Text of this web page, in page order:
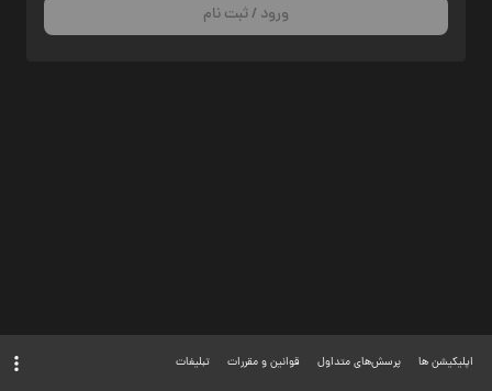
ورود / ثبت نام
اپلیکیشن ها پرسش‌های متداول قوانین و مقررات تبلیغات